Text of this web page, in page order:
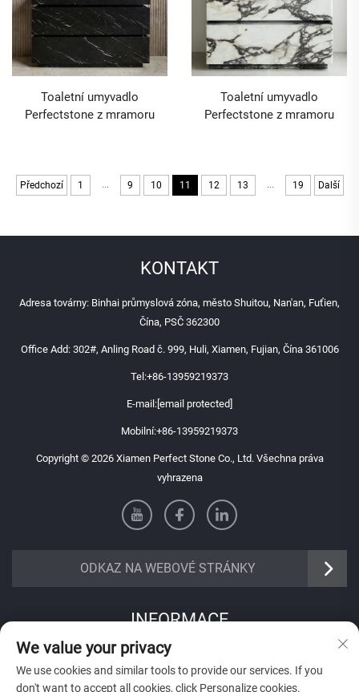
Toaletní umyvadlo
Perfectstone z mramoru
Toaletní umyvadlo
Perfectstone z mramoru
stavebních projektech
Předchozí 1 ... 9 10 11 12 13 ... 19 Další
KONTAKT
Adresa továrny: Binhai průmyslová zóna, město Shuitou, Nan'an, Fuťien,
Čína, PSČ 362300
Office Add: 302#, Anling Road č. 999, Huli, Xiamen, Fujian, Čína 361006
Tel:+86-13959219373
E-mail: [email protected]
Mobilní:+86-13959219373
Copyright © 2026 Xiamen Perfect Stone Co., Ltd. Všechna práva
vyhrazena
ODKAZ NA WEBOVÉ STRÁNKY
INFORMACE
Přihlaste se k odběru našeho týdenního newsletteru
We value your privacy
We use cookies and similar tools to provide our services. If you
don't want to accept all cookies, click Personalize cookies.